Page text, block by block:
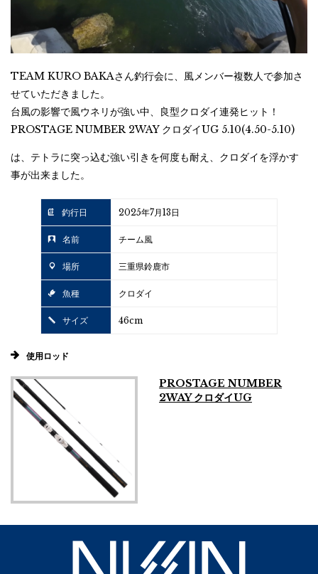
TEAM KURO BAKAさん釣行会に、風メンバー複数人で参加さ
せていただきました。
台風の影響で風ウネリが強い中、良型クロダイ連発ヒット！
PROSTAGE NUMBER 2WAY クロダイUG 5.10(4.50-5.10)
は、テトラに突っ込む強い引きを何度も耐え、クロダイを浮かす
事が出来ました。
釣行日 2025年7月13日
名前 チーム風
場所 三重県鈴鹿市
魚種 クロダイ
サイズ 46cm
使用ロッド
PROSTAGE NUMBER
2WAY クロダイUG